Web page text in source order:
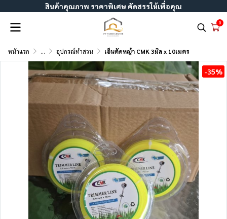
สินค้าคุณภาพ ราคาพิเศษ คัดสรรให้เพื่อคุณ
0
หน้าแรก ... อุปกรณ์ทำสวน เอ็นตัดหญ้า CMK 3มิล x 10เมตร
-35%